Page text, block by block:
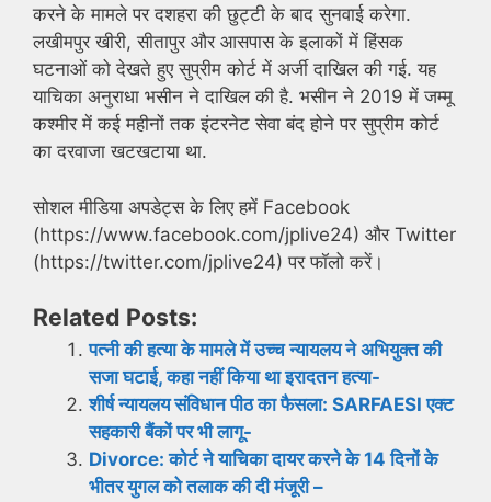
करने के मामले पर दशहरा की छुट्टी के बाद सुनवाई करेगा.
लखीमपुर खीरी, सीतापुर और आसपास के इलाकों में हिंसक
घटनाओं को देखते हुए सुप्रीम कोर्ट में अर्जी दाखिल की गई. यह
याचिका अनुराधा भसीन ने दाखिल की है. भसीन ने 2019 में जम्मू
कश्मीर में कई महीनों तक इंटरनेट सेवा बंद होने पर सुप्रीम कोर्ट
का दरवाजा खटखटाया था.
सोशल मीडिया अपडेट्स के लिए हमें Facebook
(https://www.facebook.com/jplive24) और Twitter
(https://twitter.com/jplive24) पर फॉलो करें।
Related Posts:
पत्नी की हत्या के मामले में उच्च न्यायलय ने अभियुक्त की
सजा घटाई, कहा नहीं किया था इरादतन हत्या-
शीर्ष न्यायलय संविधान पीठ का फैसला: SARFAESI एक्ट
सहकारी बैंकों पर भी लागू-
Divorce: कोर्ट ने याचिका दायर करने के 14 दिनों के
भीतर युगल को तलाक की दी मंजूरी –